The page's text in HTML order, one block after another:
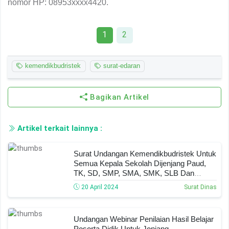
nomor HP: 08953xxxx4420.
1 2
kemendikbudristek surat-edaran
Bagikan Artikel
Artikel terkait lainnya :
Surat Undangan Kemendikbudristek Untuk
Semua Kepala Sekolah Dijenjang Paud,
TK, SD, SMP, SMA, SMK, SLB Dan
PKBM Ditanggal 23 April 2024
20 April 2024 Surat Dinas
Undangan Webinar Penilaian Hasil Belajar